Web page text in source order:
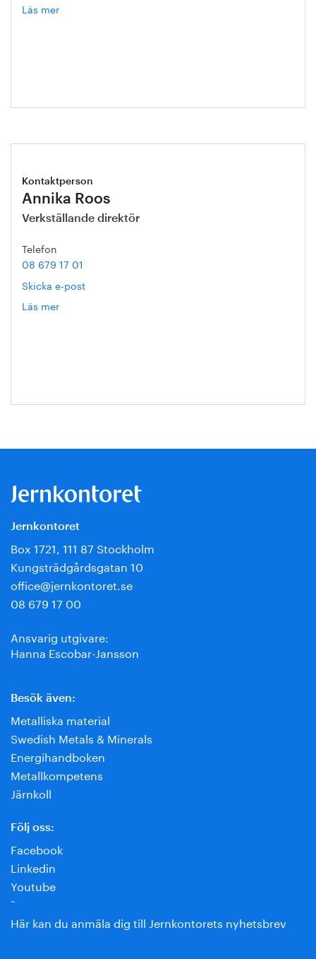
Läs mer
Kontaktperson
Annika Roos
Verkställande direktör
Telefon
08 679 17 01
Skicka e-post
Läs mer
Jernkontoret
Box 1721, 111 87 Stockholm
Kungsträdgårdsgatan 10
office@jernkontoret.se
08 679 17 00
Ansvarig utgivare:
Hanna Escobar-Jansson
Besök även:
Metalliska material
Swedish Metals & Minerals
Energihandboken
Metallkompetens
Järnkoll
Följ oss:
Facebook
Linkedin
Youtube
¨
Här kan du anmäla dig till Jernkontorets nyhetsbrev